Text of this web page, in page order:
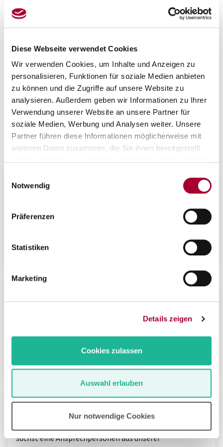
Diese Webseite verwendet Cookies
Wir verwenden Cookies, um Inhalte und Anzeigen zu
personalisieren, Funktionen für soziale Medien anbieten
zu können und die Zugriffe auf unsere Website zu
analysieren. Außerdem geben wir Informationen zu Ihrer
Verwendung unserer Website an unsere Partner für
soziale Medien, Werbung und Analysen weiter. Unsere
Partner führen diese Informationen möglicherweise mit
weiteren Daten zusammen, die Sie ihnen bereitgestellt
Notwendig
Präferenzen
Statistiken
Marketing
Details zeigen
Cookies zulassen
Auswahl erlauben
Nur notwendige Cookies
EHRENAMTLICHE EXPERTIN
Mechthild Thünte
PR Gesamtschule Köln
mecthu[at]gmail.com
Kontakt speichern
Arbeitsgremien der GEW NRW
aus unseren Ausschüssen, Fachgruppen oder Referaten
Expert*innen anzeigen
Finde hier deinen zuständigen Personalrat. Sortiere
Zuständigkeit sowie deinem Bezirk.
Vorsitz und Geschäftsstelle
suchst eine Ansprechpersonen aus unserer